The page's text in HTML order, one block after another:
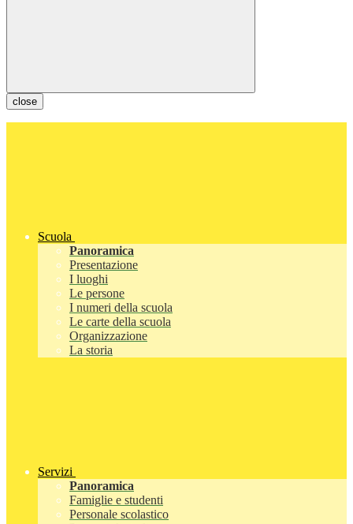
close
Scuola
Panoramica
Presentazione
I luoghi
Le persone
I numeri della scuola
Le carte della scuola
Organizzazione
La storia
Servizi
Panoramica
Famiglie e studenti
Personale scolastico